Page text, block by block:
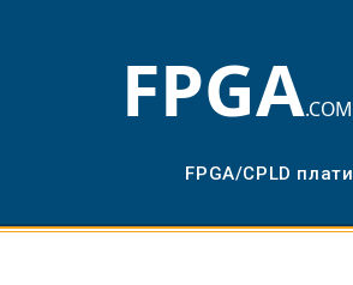
FPGA/CPLD плати